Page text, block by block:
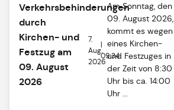
Verkehrsbehinderungen
durch
Kirchen- und
Festzug am
09. August
2026
7.
Aug.
2026
|
09:34
Am Sonntag, den
09. August 2026,
kommt es wegen
eines Kirchen-
und Festzuges in
der Zeit von 8:30
Uhr bis ca. 14:00
Uhr ...